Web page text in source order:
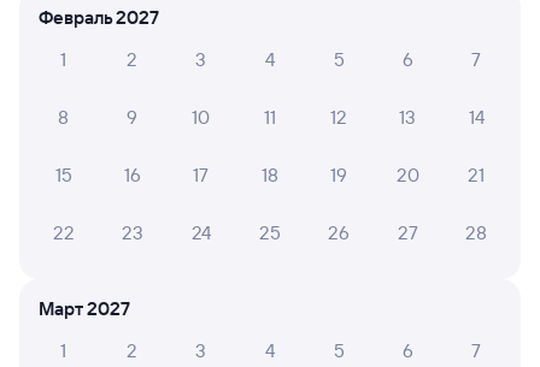
Про расписание Табуны — Муром-1
По данному маршруту ходит 0 поездов.
Способы оплаты
Правила работы сервиса
А ещё здесь можно найти
Отели Мурома
Февраль 2027
1
2 3 4 5 6 7
8 9 10 11 12 13 14
15 16 17 18 19 20 21
22 23 24 25 26 27 28
Март 2027
1
2 3 4 5 6 7